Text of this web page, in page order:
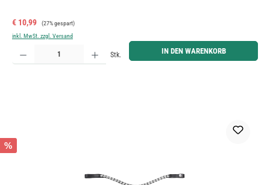
Verkaufspreis:
€ 10,99 Regulärer Preis:
(27% gespart)
inkl. MwSt. zzgl. Versand
Produkt Anzahl: Gib den gewünschten Wert ein oder benutze die Schaltflächen um die Anzahl zu
Stk. IN DEN WARENKORB
%